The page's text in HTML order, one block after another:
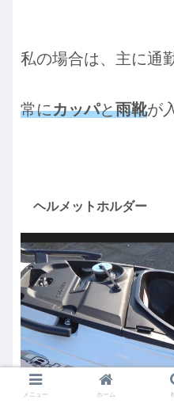
私の場合は、主に通
常にカッパと雨靴が
ヘルメットホルダー
メニュー ホーム